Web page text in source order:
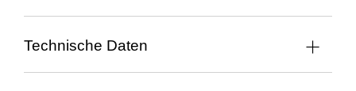
Technische Daten